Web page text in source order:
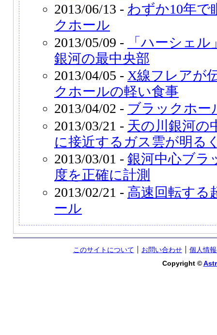
2013/06/13 - わずか10年で
クホール
2013/05/09 -
「ハーシェ
銀河の最中央部
2013/04/05 - X線フレアが
クホールの軽い食事
2013/04/02 - ブラックホー
2013/03/21 - 天の川銀河の
に接近するガス雲が明る
2013/03/01 - 銀河中心ブラ
度を正確に計測
2013/02/21 - 高速回転する
ール
このサイトについて お問い合わせ
個人情
Copyright ©